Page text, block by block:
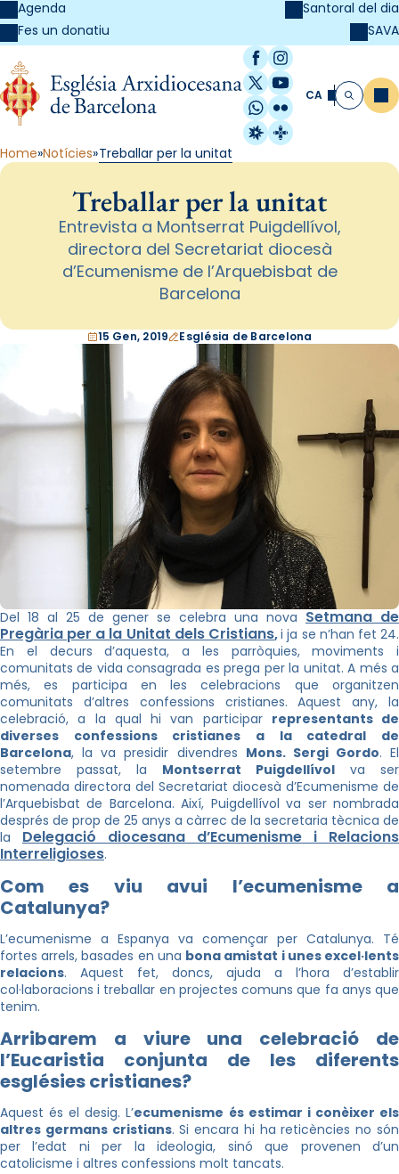
Agenda
Fes un donatiu
Santoral del dia
SAVA
Facebook
Instagram
X / Twitter
YouTube
WhatsApp
Flickr
Radio Estel
Catalunya
CA Cerca
Home Notícies Treballar per la unitat
Treballar per la unitat
Entrevista a Montserrat Puigdellívol,
directora del Secretariat diocesà
d’Ecumenisme de l’Arquebisbat de
Barcelona
15 Gen, 2019 Església de Barcelona
Del 18 al 25 de gener se celebra una nova Setmana de
Pregària per a la Unitat dels Cristians,i ja se n’han fet 24.
En el decurs d’aquesta, a les parròquies, moviments i
comunitats de vida consagrada es prega per la unitat. A més a
més, es participa en les celebracions que organitzen
comunitats d’altres confessions cristianes. Aquest any, la
celebració, a la qual hi van participar representants de
diverses confessions cristianes a la catedral de
Barcelona, la va presidir divendres Mons. Sergi Gordo. El
setembre passat, la Montserrat Puigdellívol va ser
nomenada directora del Secretariat diocesà d’Ecumenisme de
l’Arquebisbat de Barcelona. Així, Puigdellívol va ser nombrada
després de prop de 25 anys a càrrec de la secretaria tècnica de
la Delegació diocesana d’Ecumenisme i Relacions
Interreligioses.
Com es viu avui l’ecumenisme a
Catalunya?
L’ecumenisme a Espanya va començar per Catalunya. Té
fortes arrels, basades en una bona amistat i unes excel·lents
relacions. Aquest fet, doncs, ajuda a l’hora d’establir
col·laboracions i treballar en projectes comuns que fa anys que
tenim.
Arribarem a viure una celebració de
l’Eucaristia conjunta de les diferents
esglésies cristianes?
Aquest és el desig. L’ecumenisme és estimar i conèixer els
altres germans cristians. Si encara hi ha reticències no són
per l’edat ni per la ideologia, sinó que provenen d’un
catolicisme i altres confessions molt tancats.